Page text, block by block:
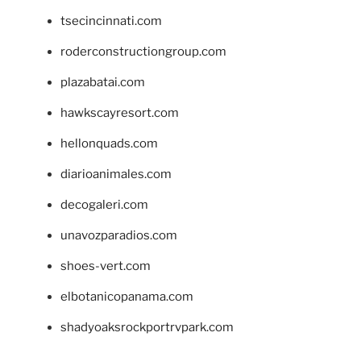
tsecincinnati.com
roderconstructiongroup.com
plazabatai.com
hawkscayresort.com
hellonquads.com
diarioanimales.com
decogaleri.com
unavozparadios.com
shoes-vert.com
elbotanicopanama.com
shadyoaksrockportrvpark.com